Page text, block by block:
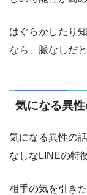
はぐらかしたり
なら、脈なしだ
気になる異
気になる異性の
なしなLINEの特
相手の気を引き